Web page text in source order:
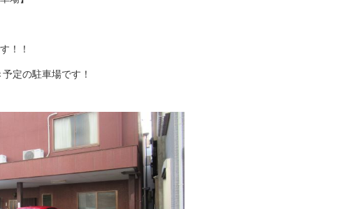
！！
定の駐車場です！